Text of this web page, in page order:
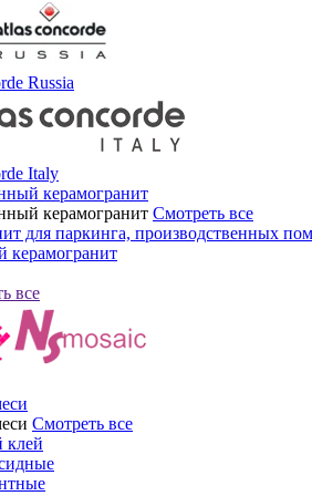
Russia
Italy
керамогранит
керамогранит Смотреть все
для паркинга, производственных
керамогранит
все
Смотреть все
клей